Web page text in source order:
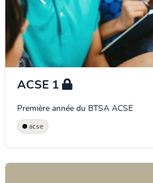
ACSE 1
Première année du BTSA ACSE
acse